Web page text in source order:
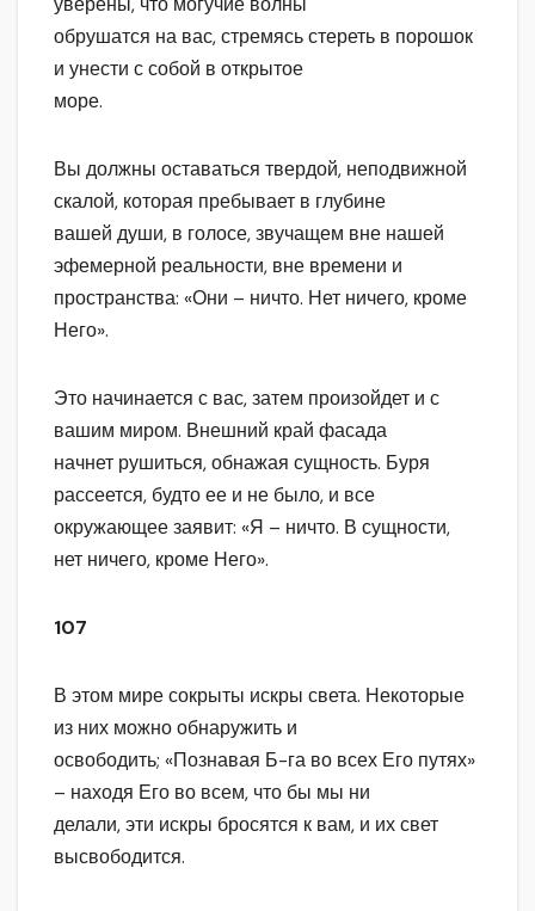
обрушатся на вас, стремясь стереть в порошок
и унести с собой в открытое
море.
Вы должны оставаться твердой, неподвижной
скалой, которая пребывает в глубине
вашей души, в голосе, звучащем вне нашей
эфемерной реальности, вне времени и
пространства: «Они – ничто. Нет ничего, кроме
Него».
Это начинается с вас, затем произойдет и с
вашим миром. Внешний край фасада
начнет рушиться, обнажая сущность. Буря
рассеется, будто ее и не было, и все
окружающее заявит: «Я – ничто. В сущности,
нет ничего, кроме Него».
107
В этом мире сокрыты искры света. Некоторые
из них можно обнаружить и
освободить; «Познавая Б-га во всех Его путях»
– находя Его во всем, что бы мы ни
делали, эти искры бросятся к вам, и их свет
высвободится.